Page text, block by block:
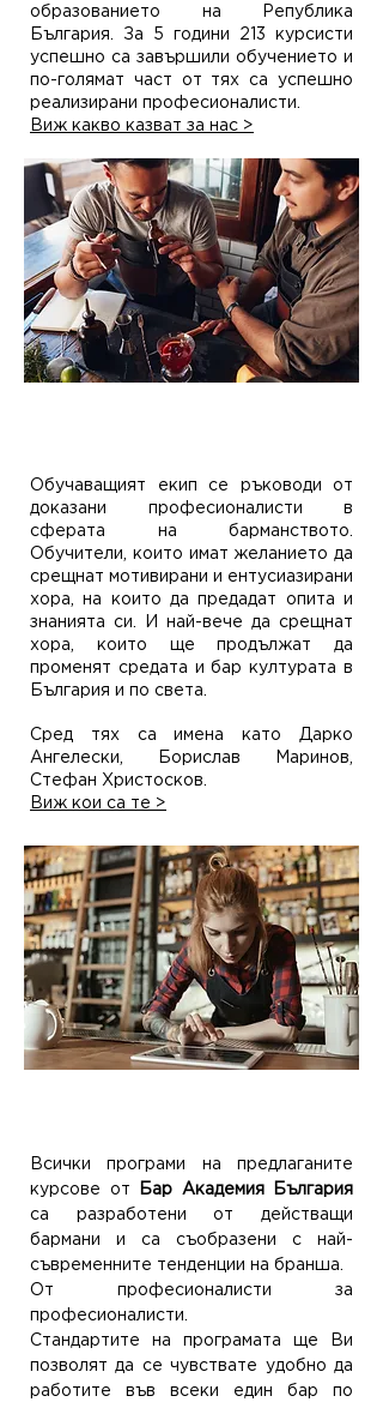
образованието на Република
България. За 5 години 213 курсисти
успешно са завършили обучението и
по-голямат част от тях са успешно
реализирани професионалисти.
Виж какво казват за нас >
Обучаващият екип се ръководи от
доказани професионалисти в
сферата на барманството.
Обучители, които имат желанието да
срещнат мотивирани и ентусиазирани
хора, на които да предадат опита и
знанията си. И най-вече да срещнат
хора, които ще продължат да
променят средата и бар културата в
България и по света.
Сред тях са имена като Дарко
Ангелески, Борислав Маринов,
Стефан Христосков.
Виж кои са те >
Всички програми на предлаганите
курсове от
Бар Академия България
са разработени от действащи
бармани и са съобразени с най-
съвременните тенденции на бранша.
От професионалисти за
професионалисти.
Стандартите на програмата ще Ви
позволят да се чувствате удобно да
работите във всеки един бар по